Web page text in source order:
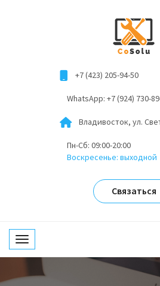
+7 (423) 205-94-50
WhatsApp: +7 (924) 730-
Владивосток, ул.
Пн-Сб: 09:00-20:00
Воскресенье: выходной
Связаться
Toggle navigation